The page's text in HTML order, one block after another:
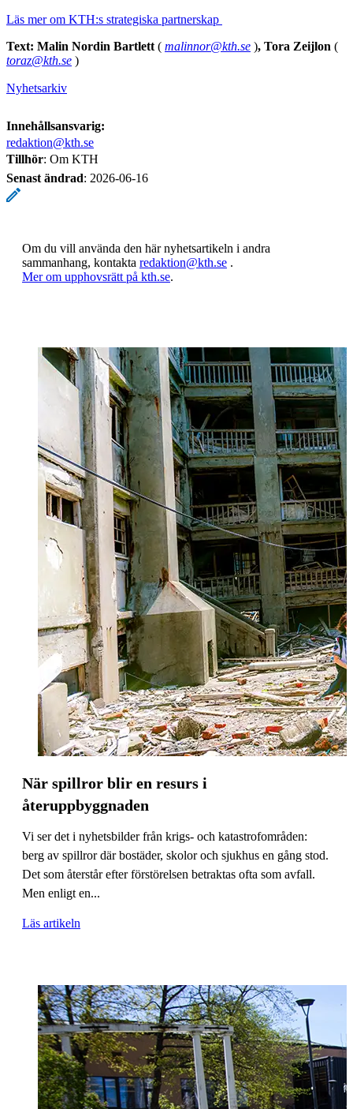
Läs mer om KTH:s strategiska partnerskap
Text: Malin Nordin Bartlett ( malinnor@kth.se ), Tora Zeijlon (
toraz@kth.se )
Nyhetsarkiv
Innehållsansvarig:
redaktion@kth.se
Tillhör: Om KTH
Senast ändrad: 2026-06-16
Om du vill använda den här nyhetsartikeln i andra
sammanhang, kontakta redaktion@kth.se .
​​​​​​​Mer om upphovsrätt på kth.se​​​​​​​​​​​​​​.
När spillror blir en resurs i
återuppbyggnaden
Vi ser det i nyhetsbilder från krigs- och katastrofområden:
berg av spillror där bostäder, skolor och sjukhus en gång stod.
Det som återstår efter förstörelsen betraktas ofta som avfall.
Men enligt en...
Läs artikeln